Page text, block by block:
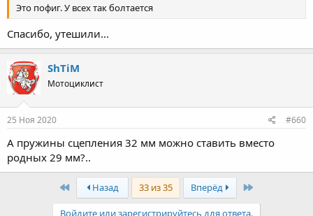
Это пофиг. У всех так болтается
Спасибо, утешили...
ShTiM
Мотоциклист
25 Ноя 2020 #660
А пружины сцепления 32 мм можно ставить вместо
родных 29 мм?..
First Назад 33 из 35 Вперёд Last
Войдите или зарегистрируйтесь для ответа.